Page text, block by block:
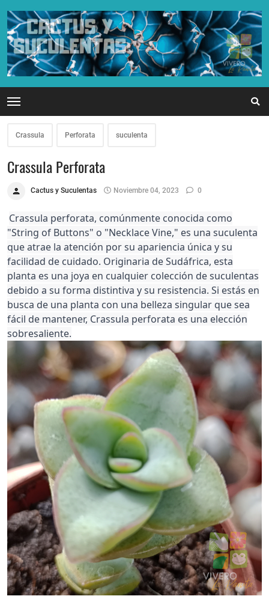
Crassula Perforata suculenta
Crassula Perforata
Cactus y Suculentas Noviembre 04, 2023 0
Crassula perforata, comúnmente conocida como
"String of Buttons" o "Necklace Vine," es una suculenta
que atrae la atención por su apariencia única y su
facilidad de cuidado. Originaria de Sudáfrica, esta
planta es una joya en cualquier colección de suculentas
debido a su forma distintiva y su resistencia. Si estás en
busca de una planta con una belleza singular que sea
fácil de mantener, Crassula perforata es una elección
sobresaliente.